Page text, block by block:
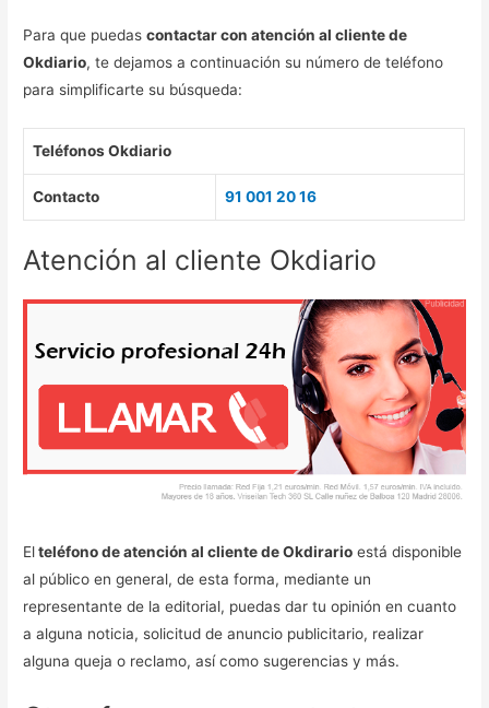
Para que puedascontactar con atención al cliente de
Okdiario, te dejamos a continuación su número de teléfono
para simplificarte su búsqueda:
Teléfonos Okdiario
Contacto 91 001 20 16
Atención al cliente Okdiario
Elteléfono de atención al cliente de Okdirario está disponible
al público en general, de esta forma, mediante un
representante de la editorial, puedas dar tu opinión en cuanto
a alguna noticia, solicitud de anuncio publicitario, realizar
alguna queja o reclamo, así como sugerencias y más.